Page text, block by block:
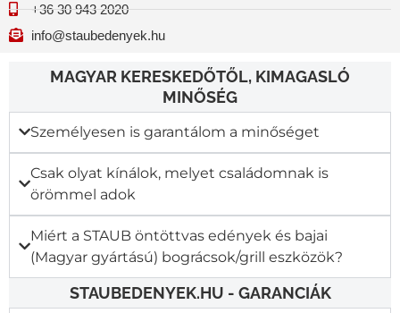
+36 30 943 2020
info@staubedenyek.hu
MAGYAR KERESKEDŐTŐL, KIMAGASLÓ
MINŐSÉG
Személyesen is garantálom a minőséget
Csak olyat kínálok, melyet családomnak is
örömmel adok
Miért a STAUB öntöttvas edények és bajai
(Magyar gyártású) bográcsok/grill eszközök?
STAUBEDENYEK.HU - GARANCIÁK